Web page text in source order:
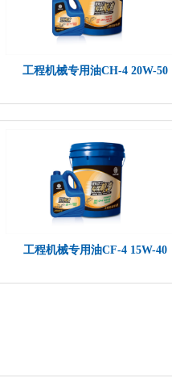
工程机械专用油CH-4 20W-50
工程机械专用油CF-4 15W-40